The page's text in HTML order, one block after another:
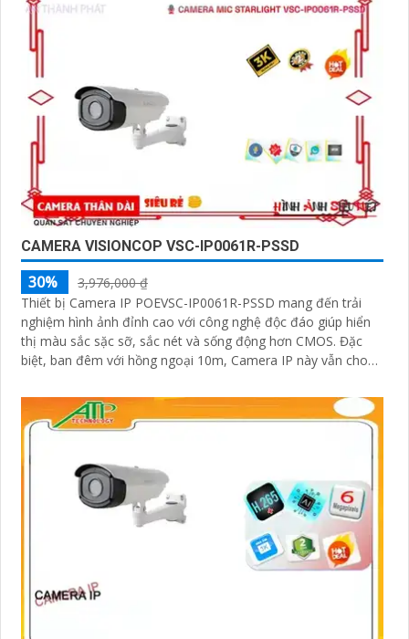
CAMERA VISIONCOP VSC-IP0061R-PSSD
30%
3,976,000 ₫
Thiết bị Camera IP POEVSC-IP0061R-PSSD mang đến trải
nghiệm hình ảnh đỉnh cao với công nghệ độc đáo giúp hiển
thị màu sắc sặc sỡ, sắc nét và sống động hơn CMOS. Đặc
biệt, ban đêm với hồng ngoại 10m, Camera IP này vẫn cho